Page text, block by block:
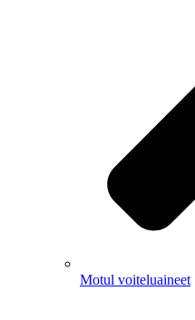
Motul voiteluaineet